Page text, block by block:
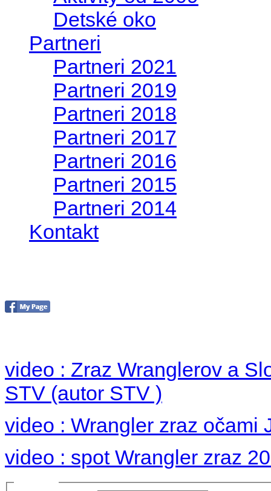
Detské oko
Partneri
Partneri 2021
Partneri 2019
Partneri 2018
Partneri 2017
Partneri 2016
Partneri 2015
Partneri 2014
Kontakt
video : Zraz Wranglerov a
STV (autor STV )
video : Wrangler zraz očami
video : spot Wrangler zraz